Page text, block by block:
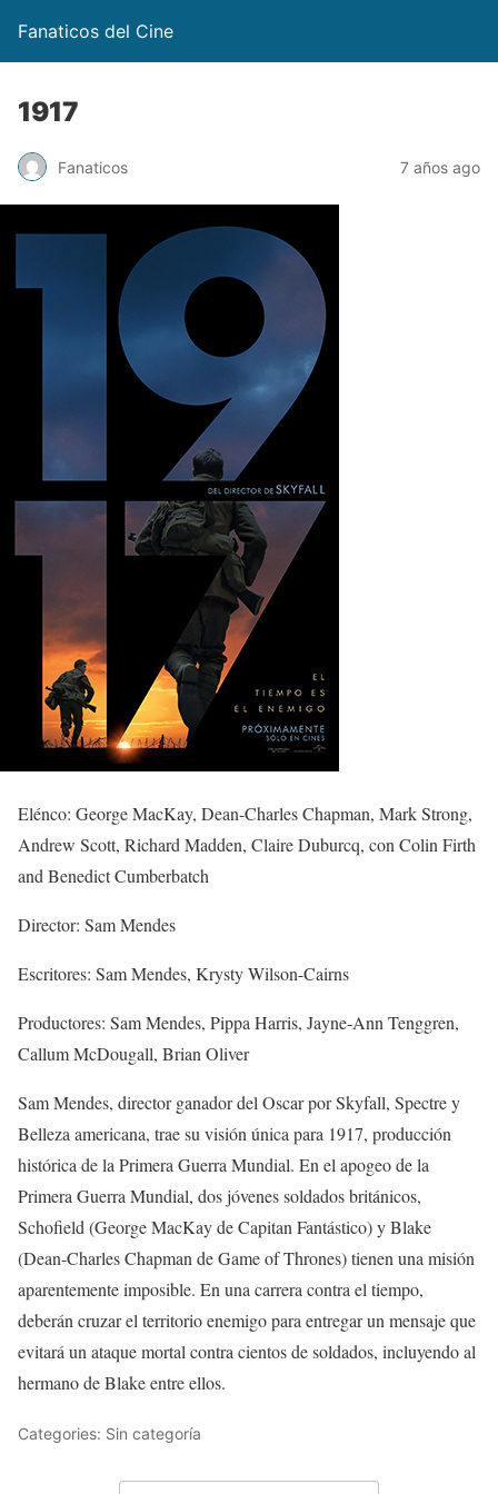
Fanaticos del Cine
1917
Fanaticos 7 años ago
Elénco: George MacKay, Dean-Charles Chapman, Mark Strong,
Andrew Scott, Richard Madden, Claire Duburcq, con Colin Firth
and Benedict Cumberbatch
Director: Sam Mendes
Escritores: Sam Mendes, Krysty Wilson-Cairns
Productores: Sam Mendes, Pippa Harris, Jayne-Ann Tenggren,
Callum McDougall, Brian Oliver
Sam Mendes, director ganador del Oscar por Skyfall, Spectre y
Belleza americana, trae su visión única para 1917, producción
histórica de la Primera Guerra Mundial. En el apogeo de la
Primera Guerra Mundial, dos jóvenes soldados británicos,
Schofield (George MacKay de Capitan Fantástico) y Blake
(Dean-Charles Chapman de Game of Thrones) tienen una misión
aparentemente imposible. En una carrera contra el tiempo,
deberán cruzar el territorio enemigo para entregar un mensaje que
evitará un ataque mortal contra cientos de soldados, incluyendo al
hermano de Blake entre ellos.
Categories: Sin categoría